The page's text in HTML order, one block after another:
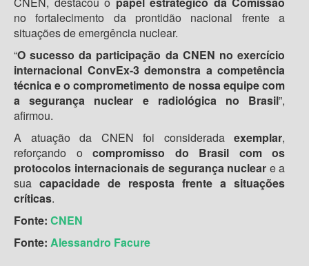
no fortalecimento da prontidão nacional frente a
situações de emergência nuclear.
“O sucesso da participação da CNEN no exercício
internacional ConvEx-3 demonstra a competência
técnica e o comprometimento de nossa equipe com
a segurança nuclear e radiológica no Brasil”,
afirmou.
A atuação da CNEN foi considerada exemplar,
reforçando o compromisso do Brasil com os
protocolos internacionais de segurança nuclear e a
sua capacidade de resposta frente a situações
críticas.
Fonte: CNEN
Fonte: Alessandro Facure